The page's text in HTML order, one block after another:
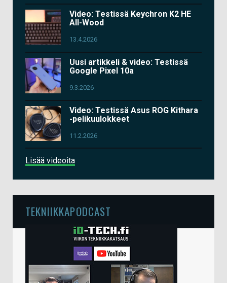
Video: Testissä Keychron K2 HE
All-Wood
13.4.2026
Uusi artikkeli & video: Testissä
Google Pixel 10a
9.3.2026
Video: Testissä Asus ROG Kithara
-pelikuulokkeet
11.2.2026
Lisää videoita
TEKNIIKKAPODCAST